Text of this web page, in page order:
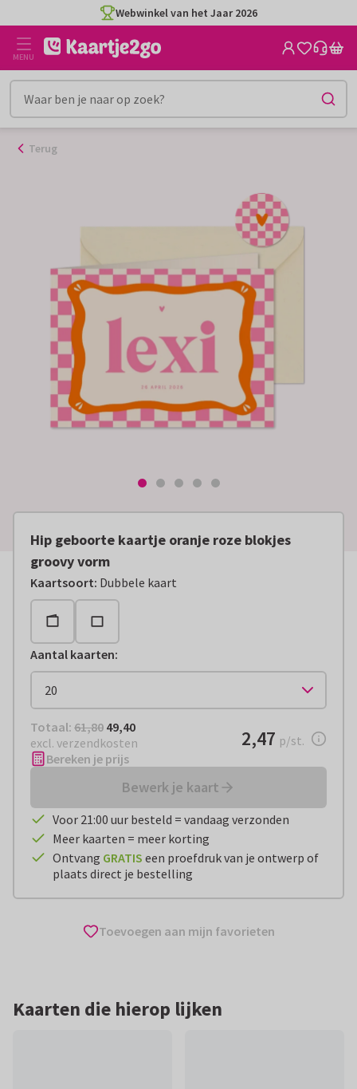
naar
inhoud
Webwinkel van het Jaar 2026
MENU
Terug
Hip geboorte kaartje oranje roze blokjes
groovy vorm
Kaartsoort: Dubbele kaart
Aantal kaarten:
Totaal: € 49,40
Totaal: 61,80 49,40
excl. verzendkosten
€ 2,47per stuk
2,47 p/st.
Bereken je prijs
Bewerk je kaart
Voor 21:00 uur besteld = vandaag verzonden
Meer kaarten = meer korting
Ontvang GRATIS een proefdruk van je ontwerp of
plaats direct je bestelling
Toevoegen aan mijn favorieten
Kaarten die hierop lijken